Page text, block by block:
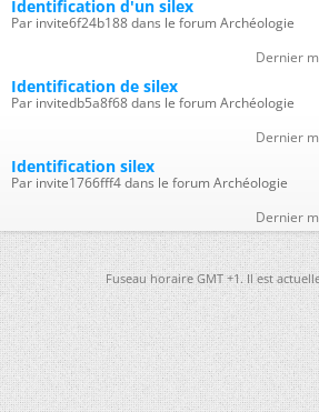
Identification d'un silex
Par invite6f24b188 dans le forum Archéologie
Dernier
Identification de silex
Par invitedb5a8f68 dans le forum Archéologie
Dernier
Identification silex
Par invite1766fff4 dans le forum Archéologie
Dernier
Fuseau horaire GMT +1. Il est